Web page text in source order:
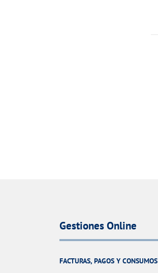
Gestiones Online
FACTURAS, PAGOS Y CONSUMOS